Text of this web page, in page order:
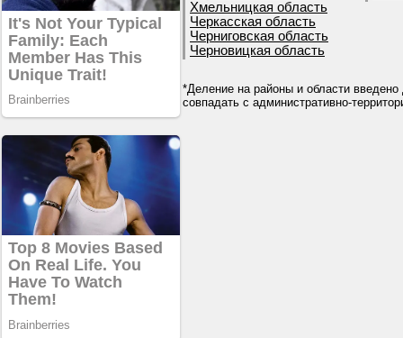
Хмельницкая область
Черкасская область
Черниговская область
Черновицкая область
*Деление на районы и области введено
совпадать с административно-